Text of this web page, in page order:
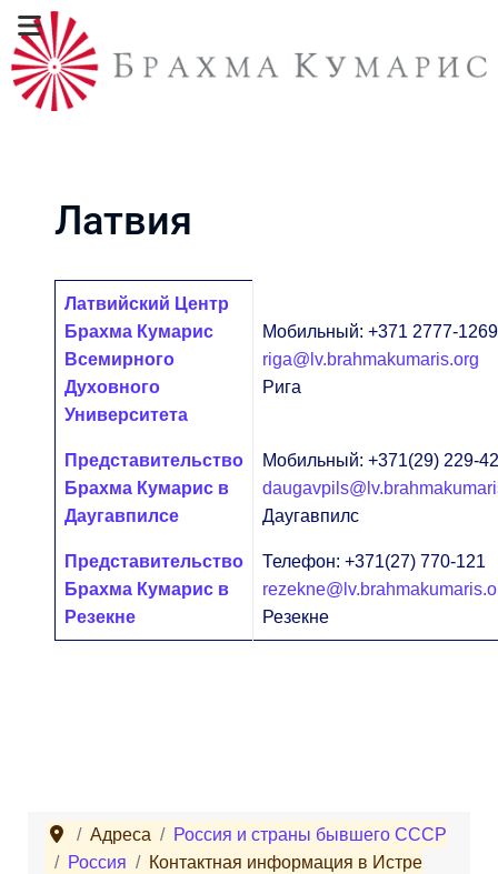
Латвия
Контакты,
Имя Информация о контакте
Латвийский Центр
Брахма Кумарис
Всемирного
Духовного
Университета
Мобильный: +371 2777-1269
riga@lv.brahmakumaris.org
Рига
Представительство
Брахма Кумарис в
Даугавпилсе
Мобильный: +371(29) 229-
Даугавпилс
Представительство
Брахма Кумарис в
Резекне
Телефон: +371(27) 770-121
Резекне
Адреса
Россия и страны бывшего СССР
Россия
Контактная информация в Истре